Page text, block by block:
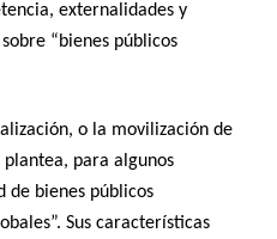
externalidades y
“bienes públicos
o la movilización de
para algunos
de bienes públicos
Sus características